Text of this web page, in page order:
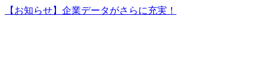
【お知らせ】企業データがさらに充実！